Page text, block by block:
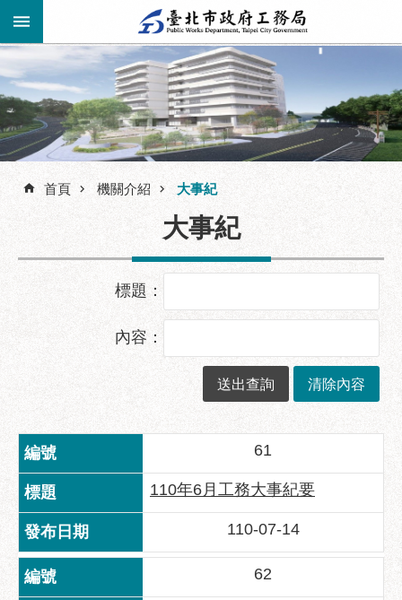
跳到主要內容區塊
進
階
搜
公
告
資
訊
服
關
介
務
資
訊
府
資
訊
公
首頁 機關介紹 大事紀
大事紀
標題：
內容：
61
110年6月工務大事紀要
110-07-14
62